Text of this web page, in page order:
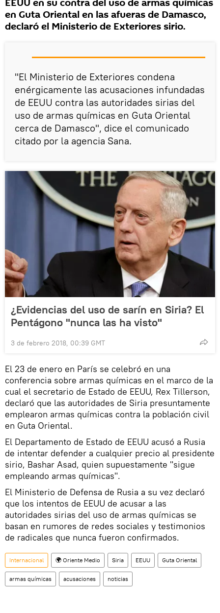
EEUU en su contra del uso de armas químicas
en Guta Oriental en las afueras de Damasco,
declaró el Ministerio de Exteriores sirio.
"El Ministerio de Exteriores condena
enérgicamente las acusaciones infundadas
de EEUU contra las autoridades sirias del
uso de armas químicas en Guta Oriental
cerca de Damasco", dice el comunicado
citado por la agencia Sana.
¿Evidencias del uso de sarín en Siria? El
Pentágono "nunca las ha visto"
3 de febrero 2018, 00:39 GMT
El 23 de enero en París se celebró en una
conferencia sobre armas químicas en el marco de la
cual el secretario de Estado de EEUU, Rex Tillerson,
declaró que las autoridades de Siria presuntamente
emplearon armas químicas contra la población civil
en Guta Oriental.
El Departamento de Estado de EEUU acusó a Rusia
de intentar defender a cualquier precio al presidente
sirio, Bashar Asad, quien supuestamente "sigue
empleando armas químicas".
El Ministerio de Defensa de Rusia a su vez declaró
que los intentos de EEUU de acusar a las
autoridades sirias del uso de armas químicas se
basan en rumores de redes sociales y testimonios
de radicales que nunca fueron confirmados.
Internacional 🌍 Oriente Medio Siria EEUU Guta Oriental
armas químicas acusaciones noticias